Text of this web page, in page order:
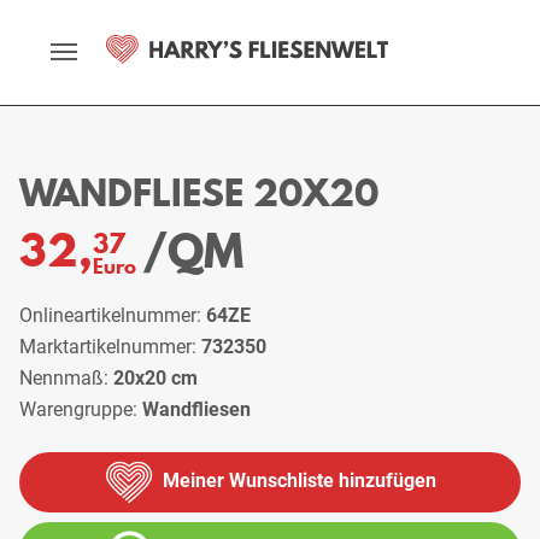
WANDFLIESE 20X20
32,37
Euro /QM
Onlineartikelnummer: 64ZE
Marktartikelnummer: 732350
Nennmaß: 20x20 cm
Warengruppe: Wandfliesen
Meiner Wunschliste hinzufügen